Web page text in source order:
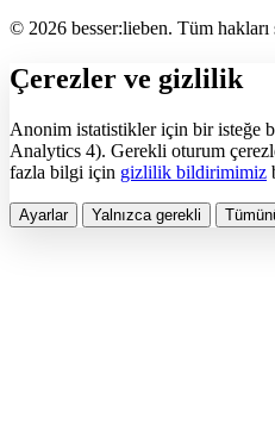
© 2026 besser:lieben. Tüm hakları
Çerezler ve gizlilik
Anonim istatistikler için bir isteğe
Analytics 4). Gerekli oturum
fazla bilgi için gizlilik bildirimimiz
Ayarlar Yalnızca gerekli